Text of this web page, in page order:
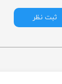
ثبت نظر